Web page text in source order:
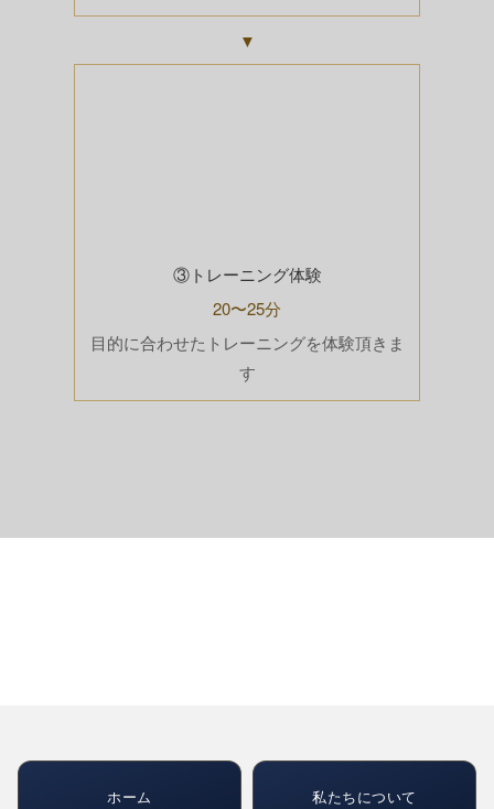
▼
③トレーニング体験
20〜25分
目的に合わせたトレーニングを体験頂きま
す
ホーム 私たちについて